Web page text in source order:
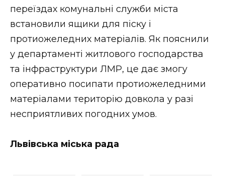
переїздах комунальні служби міста
встановили ящики для піску і
протиожеледних матеріалів. Як пояснили
у департаменті житлового господарства
та інфраструктури ЛМР, це дає змогу
оперативно посипати протиожеледними
матеріалами територію довкола у разі
несприятливих погодних умов.
Львівська міська рада